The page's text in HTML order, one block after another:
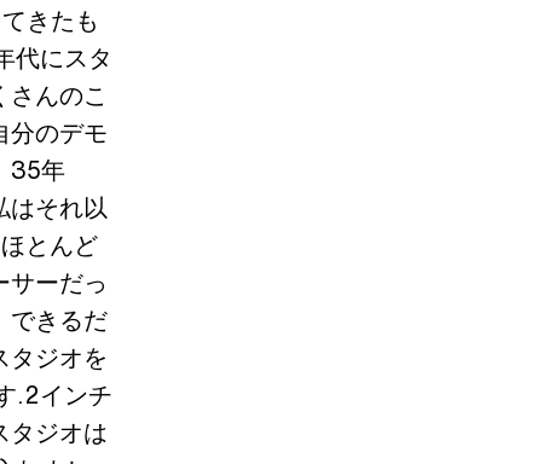
きたも
代にスタ
んのこ
分のデモ
35年
はそれ以
とんど
ーだっ
できるだ
タジオを
.2インチ
タジオは